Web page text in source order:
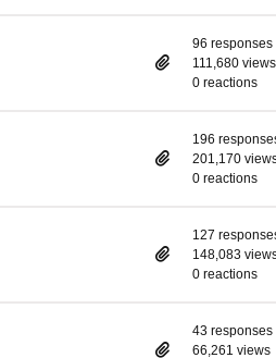
96 responses
111,680 views
0 reactions
196
201,170
0 reactions
127
148,083
0 reactions
43 responses
66,261 views